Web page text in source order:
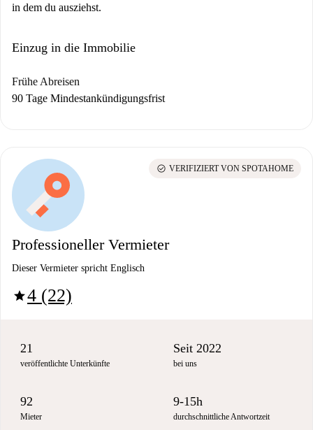
in dem du ausziehst.
Einzug in die Immobilie
Frühe Abreisen
90 Tage Mindestankündigungsfrist
Professioneller Vermieter
Dieser Vermieter spricht Englisch
star4 (22)
check_circle VERIFIZIERT VON SPOTAHOME
21
veröffentlichte Unterkünfte
Seit 2022
bei uns
92
Mieter
9-15h
durchschnittliche Antwortzeit